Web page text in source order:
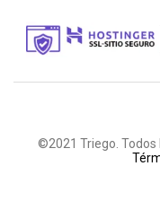
©2021 Triego. Todos